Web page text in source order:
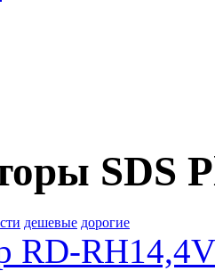
SDS
дешевые дорогие
RD-